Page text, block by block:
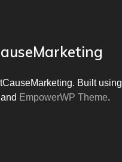
Built using
EmpowerWP Theme.